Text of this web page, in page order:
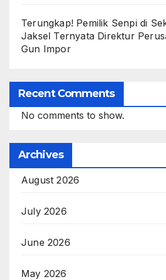
Terungkap! Pemilik Senpi di
Jaksel Ternyata Direktur
Gun Impor
Recent Comments
No comments to show.
Archives
August 2026
July 2026
June 2026
May 2026